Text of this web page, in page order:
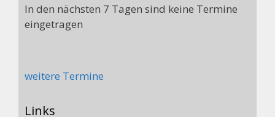
In den nächsten 7 Tagen sind keine Termine
eingetragen
weitere Termine
Links